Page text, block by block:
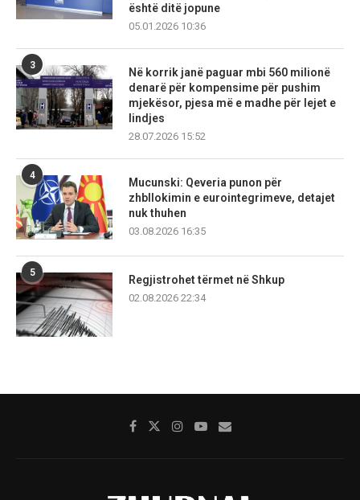
është ditë jopune
05.01.2026 10:36
3
Në korrik janë paguar mbi 560 milionë
denarë për kompensime për pushim
mjekësor, pjesa më e madhe për lejet e
lindjes
28.07.2026 15:52
4
Mucunski: Qeveria punon për
zhbllokimin e eurointegrimeve, detajet
nuk thuhen
03.08.2026 16:35
5
Regjistrohet tërmet në Shkup
02.08.2026 22:34